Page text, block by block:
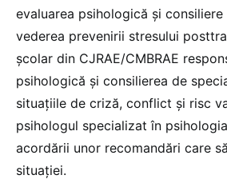
evaluarea psihologică și
vederea prevenirii stresului
școlar din CJRAE/CMBRAE
psihologică și consilierea de
situațiile de criză, conflict și risc
psihologul specializat în
acordării unor recomandări care
situației.